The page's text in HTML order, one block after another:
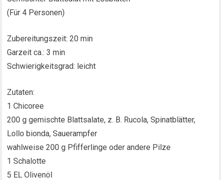
(Für 4 Personen)
Zubereitungszeit: 20 min
Garzeit ca.: 3 min
Schwierigkeitsgrad: leicht
Zutaten:
1 Chicoree
200 g gemischte Blattsalate, z. B. Rucola, Spinatblätter,
Lollo bionda, Sauerampfer
wahlweise 200 g Pfifferlinge oder andere Pilze
1 Schalotte
5 EL Olivenöl